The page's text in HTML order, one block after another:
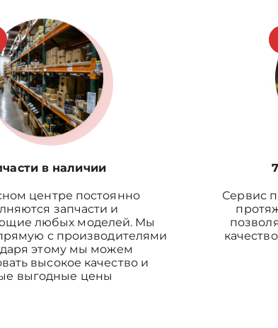
в наличии
центре постоянно
запчасти и
любых моделей. Мы
с производителями
этому мы можем
высокое качество и
выгодные цены
Сервис